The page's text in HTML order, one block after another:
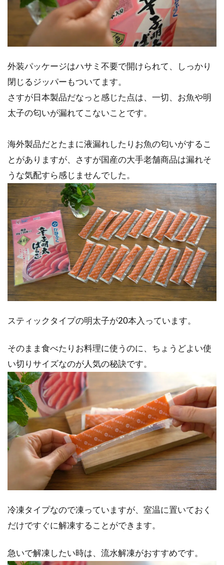
外装パッケージはハサミ不要で開けられて、しっかり
閉じるジッパーもついてます。
さすが日本製品だなっと感じた点は、一切、お魚や明
太子の匂いが漏れてこないことです。
海外製品だとたまに液漏れしたりお魚の匂いがするこ
とがありますが、さすが国産の大手老舗商品は漏れそ
うな気配すら感じませんでした。
スティックタイプの明太子が20本入っています。
そのまま食べたりお料理に使うのに、ちょうどよい使
い切りサイズなのが人気の秘訣です。
冷凍タイプなので凍っていますが、室温に置いておく
だけですぐに解凍することができます。
急いで解凍したい時は、流水解凍がおすすめです。